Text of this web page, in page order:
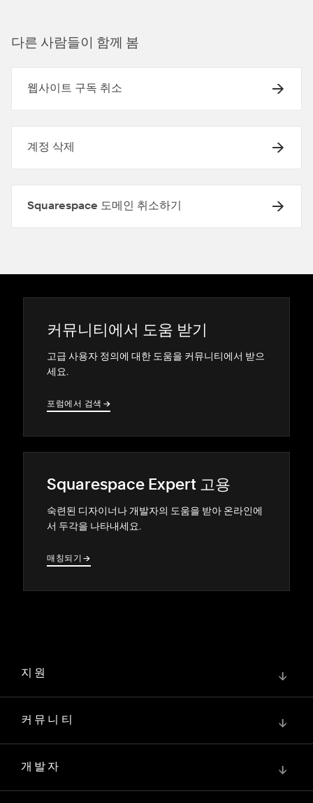
다른 사람들이 함께 봄
웹사이트 구독 취소
계정 삭제
Squarespace 도메인 취소하기
커뮤니티에서 도움 받기
고급 사용자 정의에 대한 도움을 커뮤니티에서 받으
세요.
포럼에서 검색 →
→
Squarespace Expert 고용
숙련된 디자이너나 개발자의 도움을 받아 온라인에
서 두각을 나타내세요.
매칭되기 →
→
지원 ↓
커뮤니티 ↓
개발자 ↓